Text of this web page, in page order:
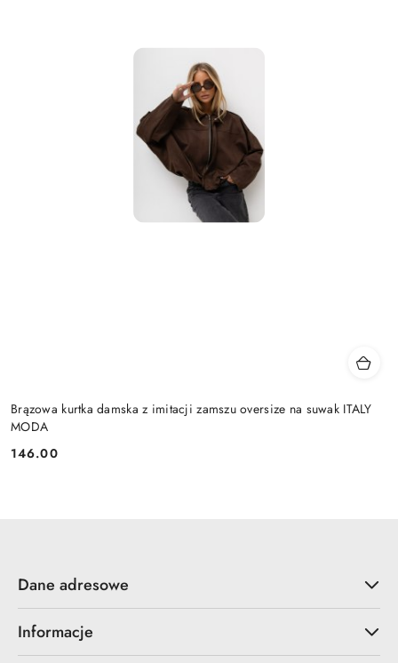
Brązowa kurtka damska z imitacji zamszu oversize na suwak ITALY
MODA
Cena:
146.00
Dane adresowe
Informacje